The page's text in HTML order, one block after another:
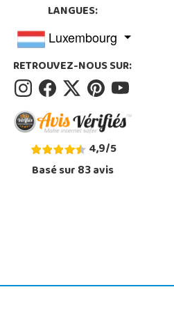
LANGUES:
Luxembourg
RETROUVEZ-NOUS SUR:
4,9/5
Basé sur83avis